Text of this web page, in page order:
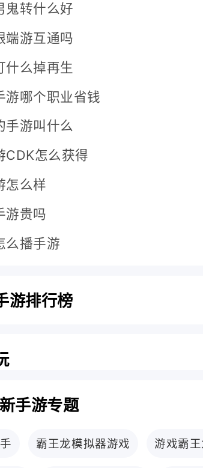
鬼转什么好
端游互通吗
什么掉再生
游哪个职业省钱
手游叫什么
CDK怎么获得
怎么样
游贵吗
么播手游
游排行榜
手游专题
霸王龙模拟器游戏 游戏霸